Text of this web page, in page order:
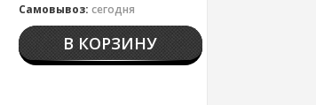
Самовывоз: сегодня
В КОРЗИНУ